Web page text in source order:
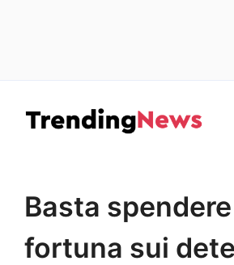
contenuto
Basta
fortuna sui